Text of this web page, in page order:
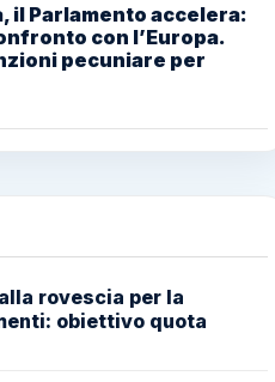
il Parlamento accelera:
con l’Europa.
pecuniare per
rovescia per la
obiettivo quota